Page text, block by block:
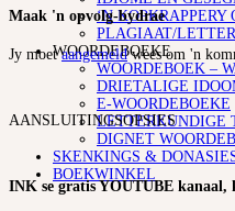
‘N KOPKRAPPERY
PLAGIAAT/
WOORDEBOEKE
WOORDEBOEK –
DRIETALIGE
E-WOORDEBOEKE
LETTERKUNDIGE
DIGNET
SKENKINGS &
BOEKWINKEL
Maak 'n opvolg-bydrae
Jy moetaangemeldwees om 'n
AANSLUITINGSOPSIES
INK se gratis YOUTUBE kanaal,